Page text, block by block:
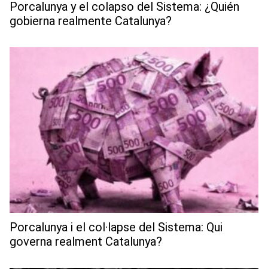
Porcalunya y el colapso del Sistema: ¿Quién
gobierna realmente Catalunya?
Porcalunya i el col·lapse del Sistema: Qui
governa realment Catalunya?